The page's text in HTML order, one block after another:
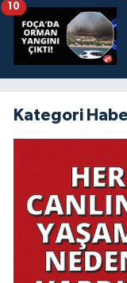
10
Kategori